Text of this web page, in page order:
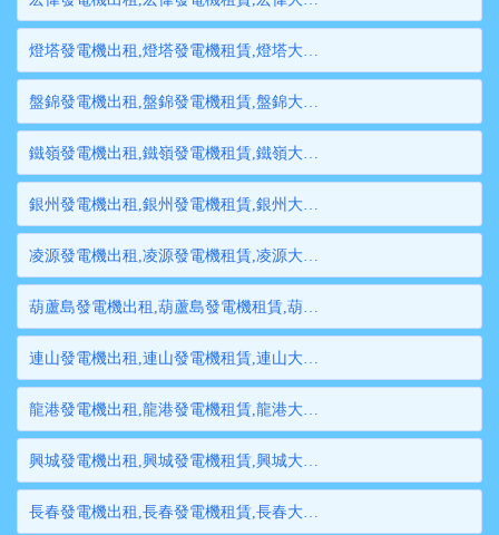
燈塔發電機出租,燈塔發電機租賃,燈塔大型發電機出租,燈塔柴油發電機租賃出租,燈塔大型發電機租賃
盤錦發電機出租,盤錦發電機租賃,盤錦大型發電機出租,盤錦柴油發電機租賃出租,盤錦大型發電機租賃
鐵嶺發電機出租,鐵嶺發電機租賃,鐵嶺大型發電機出租,鐵嶺柴油發電機租賃出租,鐵嶺大型發電機租賃
銀州發電機出租,銀州發電機租賃,銀州大型發電機出租,銀州柴油發電機租賃出租,銀州大型發電機租賃
凌源發電機出租,凌源發電機租賃,凌源大型發電機出租,凌源柴油發電機租賃出租,凌源大型發電機租賃
葫蘆島發電機出租,葫蘆島發電機租賃,葫蘆島大型發電機出租,葫蘆島柴油發電機租賃出租,葫蘆島大型發電機租賃
連山發電機出租,連山發電機租賃,連山大型發電機出租,連山柴油發電機租賃出租,連山大型發電機租賃
龍港發電機出租,龍港發電機租賃,龍港大型發電機出租,龍港柴油發電機租賃出租,龍港大型發電機租賃
興城發電機出租,興城發電機租賃,興城大型發電機出租,興城柴油發電機租賃出租,興城大型發電機租賃
長春發電機出租,長春發電機租賃,長春大型發電機出租,長春柴油發電機租賃出租,長春大型發電機租賃